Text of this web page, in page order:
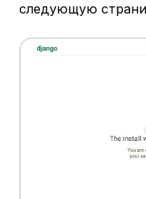
следующую